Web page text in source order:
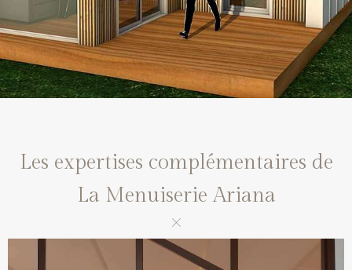
Les expertises complémentaires de
La Menuiserie Ariana